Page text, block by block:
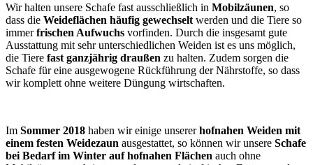
Wir halten unsere Schafe fast ausschließlich in Mobilzäunen, so
dass die Weideflächen häufig gewechselt werden und die Tiere so
immerfrischen Aufwuchs vorfinden. Durch die insgesamt gute
Ausstattung mit sehr unterschiedlichen Weiden ist es uns möglich,
die Tiere fast ganzjährig draußen zu halten. Zudem sorgen die
Schafe für eine ausgewogene Rückführung der Nährstoffe, so dass
wir komplett ohne weitere Düngung wirtschaften.
Im Sommer 2018 haben wir einige unsererhofnahen Weiden mit
einem festen Weidezaun ausgestattet, so können wir unsere Schafe
bei Bedarf im Winter auf hofnahen Flächen auch ohne